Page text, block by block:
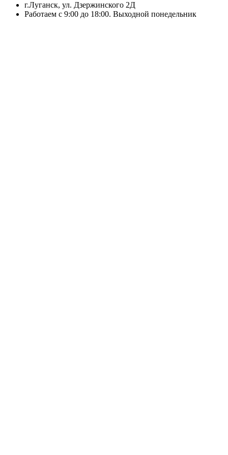
г.Луганск, ул. Дзержинского 2Д
Работаем с 9:00 до 18:00. Выходной понедельник